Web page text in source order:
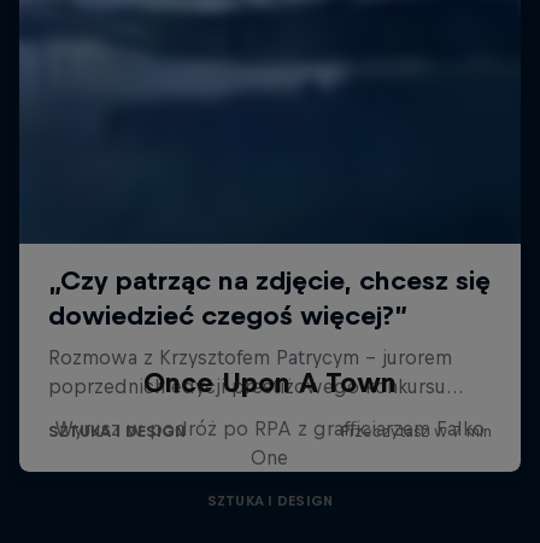
Once Upon A Town
Wyrusz w podróż po RPA z grafficiarzem Falko
One
SZTUKA I DESIGN